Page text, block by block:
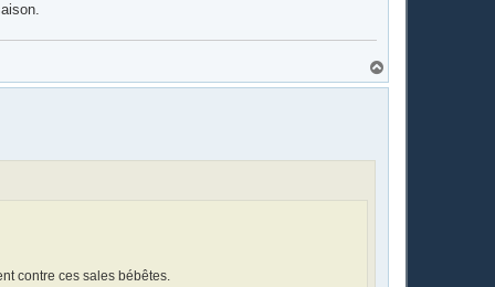
a
contre ces sales bébêtes.